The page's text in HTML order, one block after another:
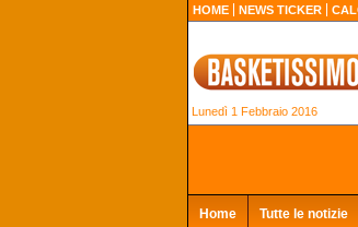
HOME NEWS TICKER
Lunedì 1 Febbraio 2016
Home Tutte le notizie